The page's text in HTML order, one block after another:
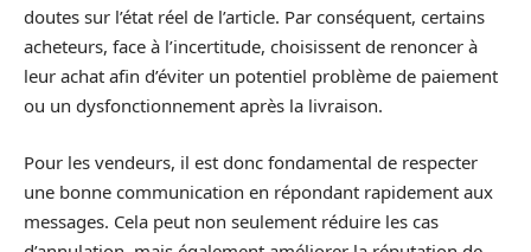
doutes sur l’état réel de l’article. Par conséquent, certains
acheteurs, face à l’incertitude, choisissent de renoncer à
leur achat afin d’éviter un potentiel problème de paiement
ou un dysfonctionnement après la livraison.
Pour les vendeurs, il est donc fondamental de respecter
une bonne communication en répondant rapidement aux
messages. Cela peut non seulement réduire les cas